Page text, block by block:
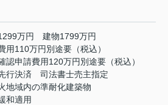
万円 建物1799万円
用110万円別途要（税込）
認申請費用120万円別途要（税込）
行決済 司法書士売主指定
地域内の準耐化建築物
和適用